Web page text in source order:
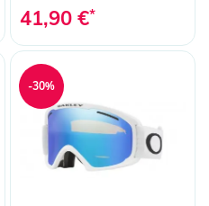
41,90 €*
-30%